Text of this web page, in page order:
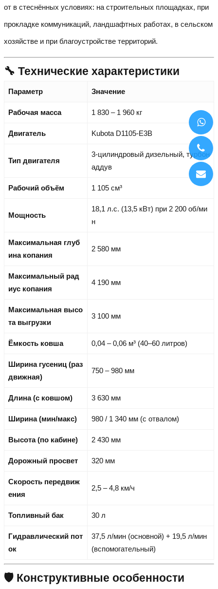
от в стеснённых условиях: на строительных площадках, при
прокладке коммуникаций, ландшафтных работах, в сельском
хозяйстве и при благоустройстве территорий.
🔧 Технические характеристики
Параметр Значение
Рабочая масса 1 830 – 1 960 кг
Двигатель Kubota D1105-E3B
Тип двигателя
3-цилиндровый дизельный, турбон
аддув
Рабочий объём 1 105 см³
Мощность
18,1 л.с. (13,5 кВт) при 2 200 об/ми
н
Максимальная глуб
ина копания
2 580 мм
Максимальный рад
иус копания
4 190 мм
Максимальная высо
та выгрузки
3 100 мм
Ёмкость ковша 0,04 – 0,06 м³ (40–60 литров)
Ширина гусениц (раз
движная)
750 – 980 мм
Длина (с ковшом) 3 630 мм
Ширина (мин/макс) 980 / 1 340 мм (с отвалом)
Высота (по кабине) 2 430 мм
Дорожный просвет 320 мм
Скорость передвиж
ения
2,5 – 4,8 км/ч
Топливный бак 30 л
Гидравлический пот
ок
37,5 л/мин (основной) + 19,5 л/мин
(вспомогательный)
🛡️ Конструктивные особенности